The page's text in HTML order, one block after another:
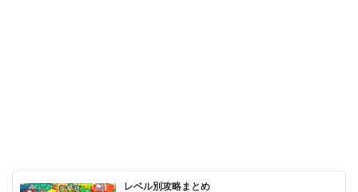
レベル別攻略まとめ